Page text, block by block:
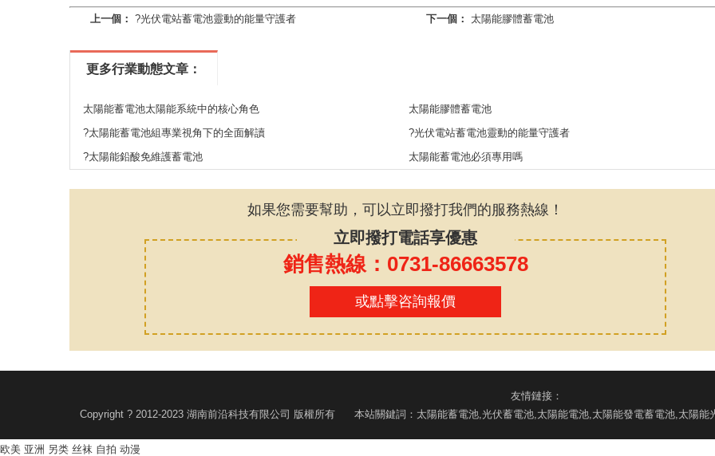
上一個： ?光伏電站蓄電池靈動的能量守護者 下一個： 太陽能膠體蓄電池
更多行業動態文章：
太陽能蓄電池太陽能系統中的核心角色
太陽能膠體蓄電池
?太陽能蓄電池組專業視角下的全面解讀
?光伏電站蓄電池靈動的能量守護者
?太陽能鉛酸免維護蓄電池
太陽能蓄電池必須專用嗎
如果您需要幫助，可以立即撥打我們的服務熱線！
立即撥打電話享優惠
銷售熱線：0731-86663578
或點擊咨詢報價
友情鏈接：
Copyright ? 2012-2023 湖南前沿科技有限公司 版權所有 本站關鍵詞：太陽能蓄電池,光伏蓄電池,太陽能電池,太陽能發電蓄電池,太陽能
欧美 亚洲 另类 丝袜 自拍 动漫